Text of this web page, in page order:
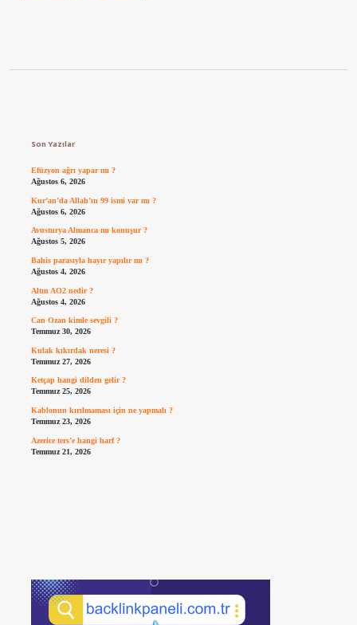
Son Yazılar
Efüzyon ağrı yapar mı ?
Ağustos 6, 2026
Kur’an’da Allah’ın 99 ismi var mı ?
Ağustos 6, 2026
Avusturya Almanca mı konuşur ?
Ağustos 5, 2026
Bahis parasıyla hayır yapılır mı ?
Ağustos 4, 2026
Altın AO2 nedir ?
Ağustos 4, 2026
Can Ozan kimle sevgili ?
Temmuz 30, 2026
Kulak kıkırdak neresi ?
Temmuz 27, 2026
Ketçap hangi dilden gelir ?
Temmuz 25, 2026
Kablonun kırılmaması için ne yapmalı ?
Temmuz 23, 2026
Azerice ters’e hangi harf ?
Temmuz 21, 2026